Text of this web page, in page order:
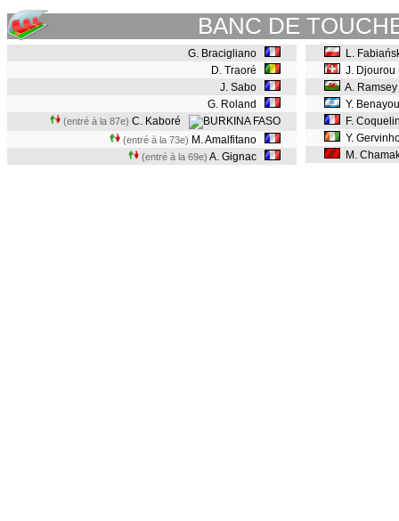
BANC DE
G. Bracigliano
D. Traoré
J. Sabo
G. Roland
(entré à la 87e) C. Kaboré
(entré à la 73e) M. Amalfitano
(entré à la 69e) A. Gignac
L.
J. Djourou
A. Ramsey
Y.
F.
Y.
M.